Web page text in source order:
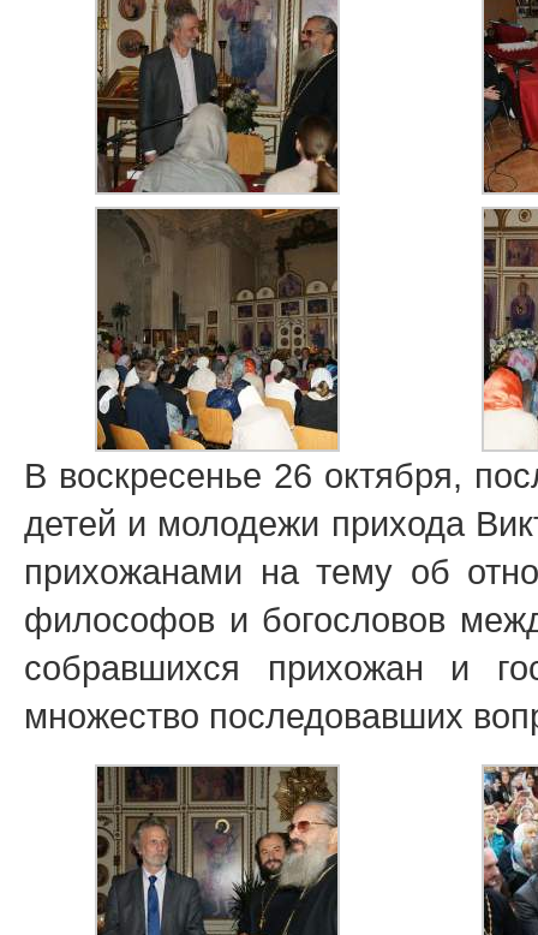
В воскресенье 26 октября,
детей и молодежи прихода
прихожанами на тему об
философов и богословов
собравшихся прихожан и
множество последовавших